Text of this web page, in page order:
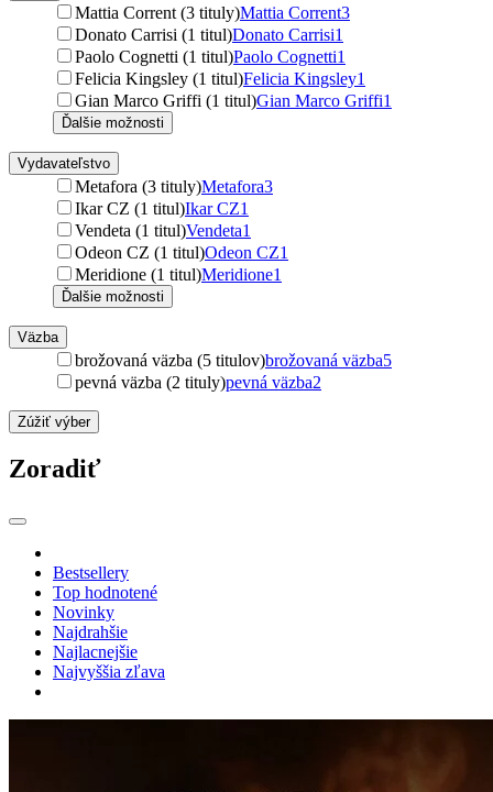
Mattia Corrent (3 tituly)Mattia Corrent3
Donato Carrisi (1 titul)Donato Carrisi1
Paolo Cognetti (1 titul)Paolo Cognetti1
Felicia Kingsley (1 titul)Felicia Kingsley1
Gian Marco Griffi (1 titul)Gian Marco Griffi1
Ďalšie možnosti
Vydavateľstvo
Metafora (3 tituly)Metafora3
Ikar CZ (1 titul)Ikar CZ1
Vendeta (1 titul)Vendeta1
Odeon CZ (1 titul)Odeon CZ1
Meridione (1 titul)Meridione1
Ďalšie možnosti
Väzba
brožovaná väzba (5 titulov)brožovaná väzba5
pevná väzba (2 tituly)pevná väzba2
Zúžiť výber
Zoradiť
Bestsellery
Top hodnotené
Novinky
Najdrahšie
Najlacnejšie
Najvyššia zľava